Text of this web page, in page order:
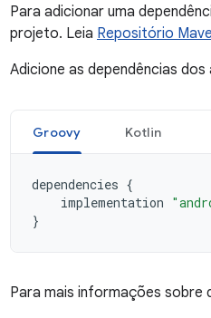
Para adicionar uma
projeto. Leia Repositório
Adicione as dependências
Groovy Kotlin
dependencies {
implementation
}
Para mais informações sobre